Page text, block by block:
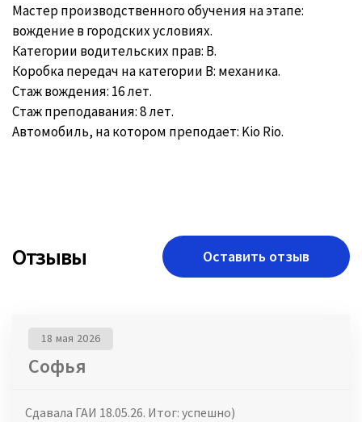
Мастер производственного обучения на этапе:
вождение в городских условиях.
Категории водительских прав: B.
Коробка передач на категории В: механика.
Стаж вождения: 16 лет.
Стаж преподавания: 8 лет.
Автомобиль, на котором преподает: Kio Rio.
Отзывы Оставить отзыв
Софья
18 мая 2026
Сдавала ГАИ 18.05.26. Итог: успешно)